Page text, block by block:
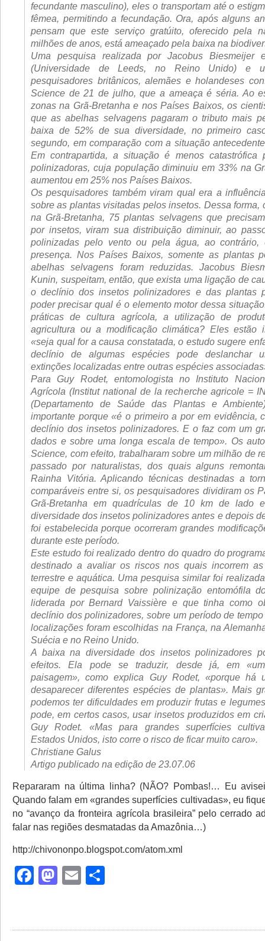
fecundante masculino), eles o transportam até o
fêmea, permitindo a fecundação. Ora, após alguns
pensam que este serviço gratúito, oferecido pela
milhões de anos, está ameaçado pela baixa na
Uma pesquisa realizada por Jacobus Biesmeijer
(Universidade de Leeds, no Reino Unido) e
pesquisadores britânicos, alemães e holandeses
Science de 21 de julho, que a ameaça é séria. Ao
zonas na Grã-Bretanha e nos Países Baixos, os
que as abelhas selvagens pagaram o tributo mais
baixa de 52% de sua diversidade, no primeiro
segundo, em comparação com a situação
Em contrapartida, a situação é menos catastrófica
polinizadoras, cuja população diminuiu em 33% na
aumentou em 25% nos Países Baixos.
Os pesquisadores também viram qual era a
sobre as plantas visitadas pelos insetos. Dessa forma,
na Grã-Bretanha, 75 plantas selvagens que
por insetos, viram sua distribuição diminuir, ao
polinizadas pelo vento ou pela água, ao contrário,
presença. Nos Países Baixos, somente as plantas
abelhas selvagens foram reduzidas. Jacobus
Kunin, suspeitam, então, que exista uma ligação de
o declínio dos insetos polinizadores e das plantas
poder precisar qual é o elemento motor dessa
práticas de cultura agrícola, a utilização de
agricultura ou a modificação climática? Eles estão
«seja qual for a causa constatada, o estudo sugere
declínio de algumas espécies pode deslanchar
extinções localizadas entre outras espécies
Para Guy Rodet, entomologista no Instituto
Agrícola (Institut national de la recherche agricole =
(Departamento de Saúde das Plantas e
importante porque «é o primeiro a por em evidência,
declínio dos insetos polinizadores. E o faz com um
dados e sobre uma longa escala de tempo». Os
Science, com efeito, trabalharam sobre um milhão de
passado por naturalistas, dos quais alguns
Rainha Vitória. Aplicando técnicas destinadas a
comparáveis entre si, os pesquisadores dividiram os
Grã-Bretanha em quadrículas de 10 km de lado
diversidade dos insetos polinizadores antes e depois
foi estabelecida porque ocorreram grandes
durante este período.
Este estudo foi realizado dentro do quadro do
destinado a avaliar os riscos nos quais incorrem as
terrestre e aquática. Uma pesquisa similar foi
equipe de pesquisa sobre polinização entomófila
liderada por Bernard Vaissière e que tinha como
declínio dos polinizadores, sobre um período de
localizações foram escolhidas na França, na
Suécia e no Reino Unido.
A baixa na diversidade dos insetos polinizadores
efeitos. Ela pode se traduzir, desde já, em
paisagem», como explica Guy Rodet, «porque há
desaparecer diferentes espécies de plantas». Mais
podemos ter dificuldades em produzir frutas e
pode, em certos casos, usar insetos produzidos em
Guy Rodet. «Mas para grandes superfícies
Estados Unidos, isto corre o risco de ficar muito caro».
Christiane Galus
Artigo publicado na edição de 23.07.06
Repararam na última linha? (NÃO? Pombas!… Eu
Quando falam em «grandes superfícies cultivadas», eu
no “avanço da fronteira agrícola brasileira” pelo cerrado
falar nas regiões desmatadas da Amazônia…)
http://chivononpo.blogspot.com/atom.xml
Facebook
Mastodon
Email